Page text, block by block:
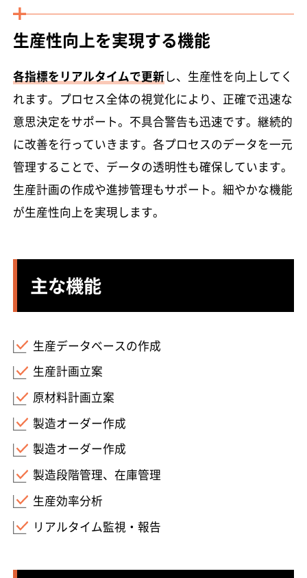
生産性向上を実現する機能
各指標をリアルタイムで更新し、生産性を向上してく
れます。プロセス全体の視覚化により、正確で迅速な
意思決定をサポート。不具合警告も迅速です。継続的
に改善を行っていきます。各プロセスのデータを一元
管理することで、データの透明性も確保しています。
生産計画の作成や進捗管理もサポート。細やかな機能
が生産性向上を実現します。
主な機能
生産データベースの作成
生産計画立案
原材料計画立案
製造オーダー作成
製造オーダー作成
製造段階管理、在庫管理
生産効率分析
リアルタイム監視・報告